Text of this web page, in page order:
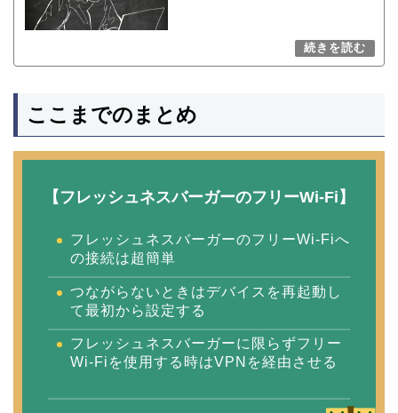
ここまでのまとめ
【フレッシュネスバーガーのフリーWi-Fi】
フレッシュネスバーガーのフリーWi-Fiへ
の接続は超簡単
つながらないときはデバイスを再起動し
て最初から設定する
フレッシュネスバーガーに限らずフリー
Wi-Fiを使用する時はVPNを経由させる